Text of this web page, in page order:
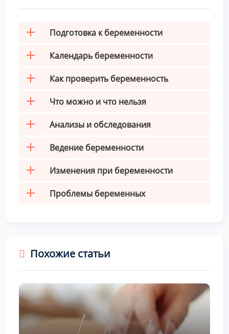
Подготовка к беременности
Календарь беременности
Как проверить беременность
Что можно и что нельзя
Анализы и обследования
Ведение беременности
Изменения при беременности
Проблемы беременных
Похожие статьи